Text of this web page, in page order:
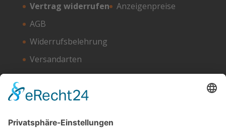
Vertrag widerrufen
AGB
Widerrufsbelehrung
Versandarten
Zahlungsarten
Anzeigenpreise